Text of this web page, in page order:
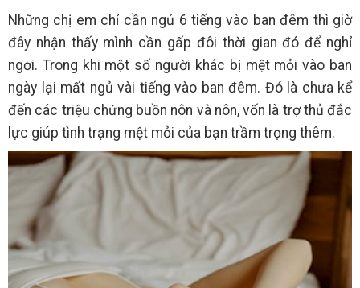
Những chị em chỉ cần ngủ 6 tiếng vào ban đêm thì giờ
đây nhận thấy mình cần gấp đôi thời gian đó để nghỉ
ngơi. Trong khi một số người khác bị mệt mỏi vào ban
ngày lại mất ngủ vài tiếng vào ban đêm. Đó là chưa kể
đến các triệu chứng buồn nôn và nôn, vốn là trợ thủ đắc
lực giúp tình trạng mệt mỏi của bạn trầm trọng thêm.